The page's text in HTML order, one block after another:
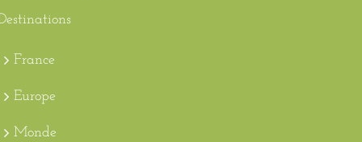
France
Europe
Monde